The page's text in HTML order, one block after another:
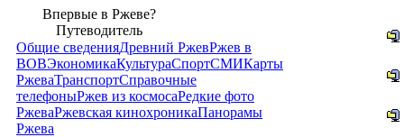
Впервые в Ржеве?
Путеводитель
Общие сведенияДревний РжевРжев в
ВОВЭкономикаКультураСпортСМИКарты
РжеваТранспортСправочные
телефоныРжев из космосаРедкие фото
РжеваРжевская кинохроникаПанорамы
Ржева